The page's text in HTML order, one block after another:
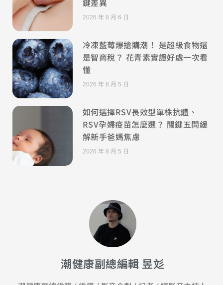
2026 年 8 月 6 日
冷凍藍莓爆搶購潮！ 是超級食物還
是智商稅？ 花青素實證好處一次看
懂
2026 年 8 月 5 日
如何選擇RSV長效型單株抗體、
RSV孕婦疫苗怎麼選？ 關鍵五問緩
解新手爸媽焦慮
2026 年 8 月 5 日
潮健康副總編輯 昱彣